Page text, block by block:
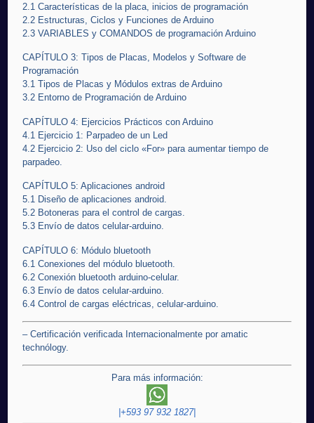
2.1 Características de la placa, inicios de programación
2.2 Estructuras, Ciclos y Funciones de Arduino
2.3 VARIABLES y COMANDOS de programación Arduino
CAPÍTULO 3: Tipos de Placas, Modelos y Software de
Programación
3.1 Tipos de Placas y Módulos extras de Arduino
3.2 Entorno de Programación de Arduino
CAPÍTULO 4: Ejercicios Prácticos con Arduino
4.1 Ejercicio 1: Parpadeo de un Led
4.2 Ejercicio 2: Uso del ciclo «For» para aumentar tiempo de
parpadeo.
CAPÍTULO 5: Aplicaciones android
5.1 Diseño de aplicaciones android.
5.2 Botoneras para el control de cargas.
5.3 Envío de datos celular-arduino.
CAPÍTULO 6: Módulo bluetooth
6.1 Conexiones del módulo bluetooth.
6.2 Conexión bluetooth arduino-celular.
6.3 Envío de datos celular-arduino.
6.4 Control de cargas eléctricas, celular-arduino.
– Certificación verificada Internacionalmente por amatic
technólogy.
Para más información:
|+593 97 932 1827|